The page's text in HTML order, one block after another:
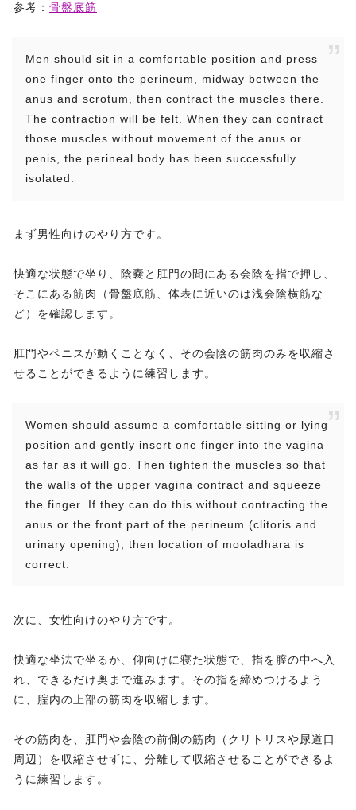
参考： 骨盤底筋
Men should sit in a comfortable position and press
one finger onto the perineum, midway between the
anus and scrotum, then contract the muscles there.
The contraction will be felt. When they can contract
those muscles without movement of the anus or
penis, the perineal body has been successfully
isolated.
まず男性向けのやり方です。
快適な状態で坐り、陰嚢と肛門の間にある会陰を指で押し、
そこにある筋肉（骨盤底筋、体表に近いのは浅会陰横筋な
ど）を確認します。
肛門やペニスが動くことなく、その会陰の筋肉のみを収縮さ
せることができるように練習します。
Women should assume a comfortable sitting or lying
position and gently insert one finger into the vagina
as far as it will go. Then tighten the muscles so that
the walls of the upper vagina contract and squeeze
the finger. If they can do this without contracting the
anus or the front part of the perineum (clitoris and
urinary opening), then location of mooladhara is
correct.
次に、女性向けのやり方です。
快適な坐法で坐るか、仰向けに寝た状態で、指を膣の中へ入
れ、できるだけ奥まで進みます。その指を締めつけるよう
に、腟内の上部の筋肉を収縮します。
その筋肉を、肛門や会陰の前側の筋肉（クリトリスや尿道口
周辺）を収縮させずに、分離して収縮させることができるよ
うに練習します。